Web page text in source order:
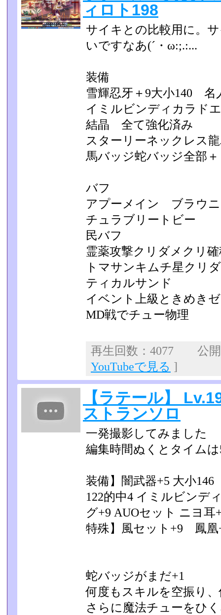
ィロト198
サイキとの比較用に。
いですなあ(´・ω:;.:...
装備
雪輝忍牙＋9大小140
イミルビンディカラド
結晶 全て強化済み
スターリーネックレス
馬バッジ蛇バッジ全部
バフ
アプーメイン ブラウ
チュラブリートビー
民バフ
霊薬攻撃クリダメクリ
トマサンキムチ星クリ
ティカルサンド
イベント上級ときめき
MD戦でチュー物理
再生回数：4077 公
YouTubeで見る ]
【ラテール】
ストランソロ
一発撮影してみました
編集時間ぬくとタイム
装備】闇武器+5 大小
122的中4 イミルビンデ
グ+9 AUOセット ニヨ耳
特殊】風セット+9 鳳凰
蛇バッジがまだ+1
何度もスキルを空振り
さらに魔法チューをひ